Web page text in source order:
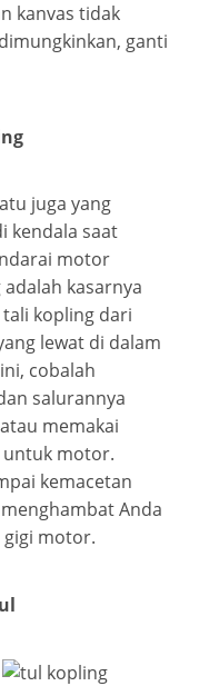
kanvas tidak
ganti
juga yang
kendala saat
motor
kasarnya
kopling dari
lewat di dalam
cobalah
salurannya
memakai
motor.
kemacetan
Anda
motor.